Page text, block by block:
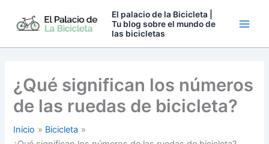
El palacio de la Bicicleta |
Tu blog sobre el mundo de
las bicicletas
¿Qué significan los números
de las ruedas de bicicleta?
Inicio
Bicicleta